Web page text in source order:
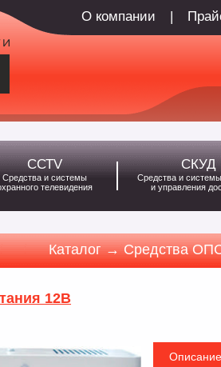
О компании |
ССТV
Средства и системы
телевидения
СКУД
Средства и
и управления
Каталог → Средства
12В
Описание